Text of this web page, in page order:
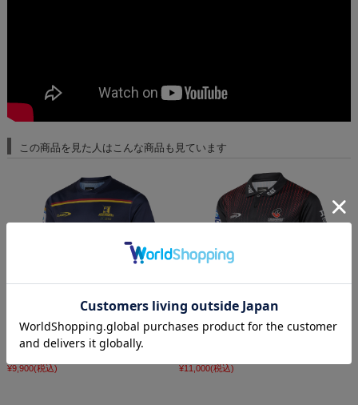
この商品を見た人はこんな商品も見ています
ハイランダーズ 2026 トレーニングTシャツ
¥9,900(税込)
¥11,000(税込)